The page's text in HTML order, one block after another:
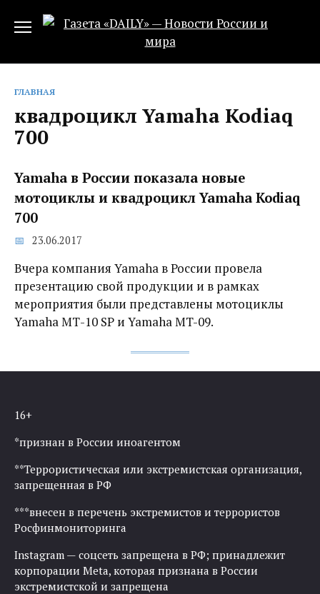
ГЛАВНАЯ
квадроцикл Yamaha Kodiaq
700
Yamaha в России показала новые
мотоциклы и квадроцикл Yamaha Kodiaq
700
23.06.2017
Вчера компания Yamaha в России провела
презентацию свой продукции и в рамках
мероприятия были представлены мотоциклы
Yamaha МТ-10 SP и Yamaha MT-09.
16+
*признан в России иноагентом
**Террористическая или экстремистская организация,
запрещенная в РФ
***внесен в перечень экстремистов и террористов
Росфинмониторинга
Instagram — соцсеть запрещена в РФ; принадлежит
корпорации Meta, которая признана в России
экстремистской и запрещена